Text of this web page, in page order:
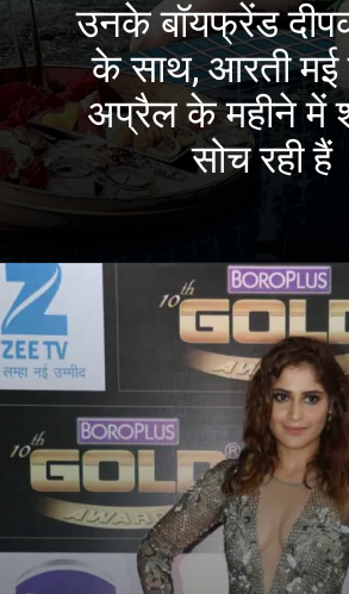
उनके बॉयफ्रेंड
के साथ, आरती मई
अप्रैल के महीने में
सोच रही हैं